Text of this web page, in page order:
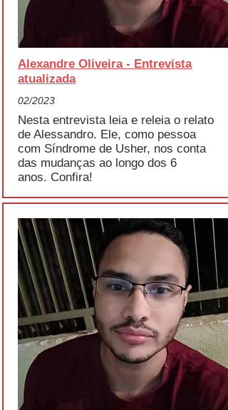
Alexandre Oliveira - Entrevista
atualizada
02/2023
Nesta entrevista leia e releia o relato
de Alessandro. Ele, como pessoa
com Síndrome de Usher, nos conta
das mudanças ao longo dos 6
anos. Confira!